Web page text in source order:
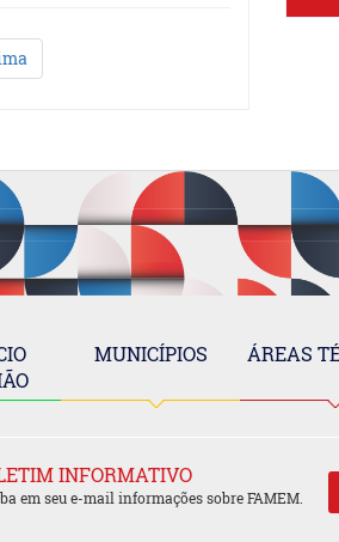
MUNICÍPIOS ÁREAS
INFORMATIVO
em seu e-mail informações sobre FAMEM.